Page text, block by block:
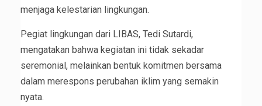
menjaga kelestarian lingkungan.
Pegiat lingkungan dari LIBAS, Tedi Sutardi,
mengatakan bahwa kegiatan ini tidak sekadar
seremonial, melainkan bentuk komitmen bersama
dalam merespons perubahan iklim yang semakin
nyata.